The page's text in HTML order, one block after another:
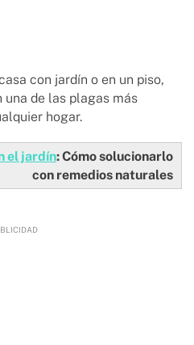
con jardín o en un piso,
de las plagas más
hogar.
el jardín: Cómo solucionarlo
con remedios naturales